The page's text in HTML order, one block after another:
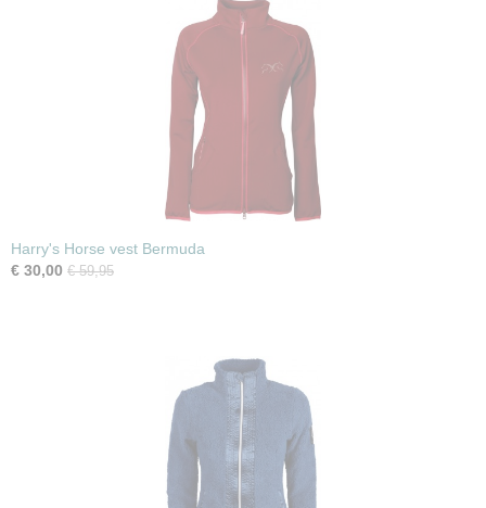
Harry's Horse vest Bermuda
€ 30,00 € 59,95